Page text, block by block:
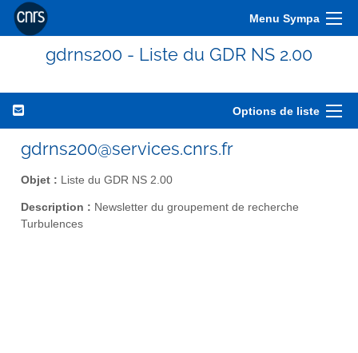
Menu Sympa
gdrns200 - Liste du GDR NS 2.00
Options de liste
gdrns200@services.cnrs.fr
Objet : Liste du GDR NS 2.00
Description : Newsletter du groupement de recherche
Turbulences